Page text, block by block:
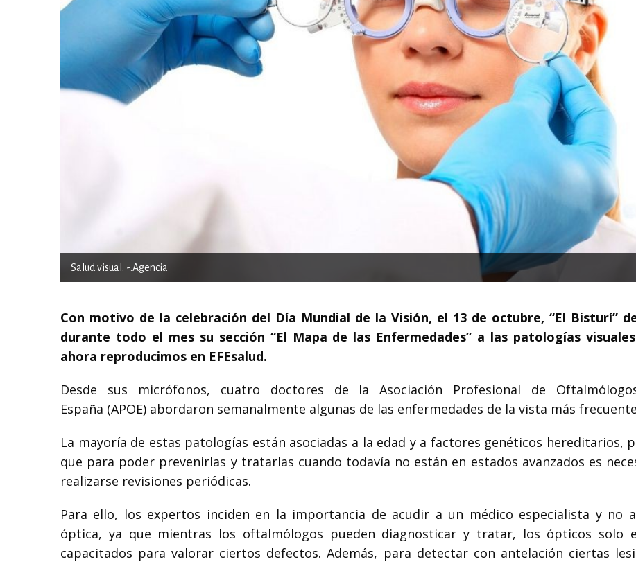
Salud visual. -.Agencia
Con motivo de la celebración del Día Mundial de la Visión, el 13 de octubre, “El Bisturí”
durante todo el mes su sección “El Mapa de las Enfermedades” a las patologías
ahora reproducimos en EFEsalud.
Desde sus micrófonos, cuatro doctores de la Asociación Profesional de
España (APOE) abordaron semanalmente algunas de las enfermedades de la vista más
La mayoría de estas patologías están asociadas a la edad y a factores genéticos hereditarios,
que para poder prevenirlas y tratarlas cuando todavía no están en estados avanzados es
realizarse revisiones periódicas.
Para ello, los expertos inciden en la importancia de acudir a un médico especialista y no
óptica, ya que mientras los oftalmólogos pueden diagnosticar y tratar, los ópticos solo
capacitados para valorar ciertos defectos. Además, para detectar con antelación ciertas